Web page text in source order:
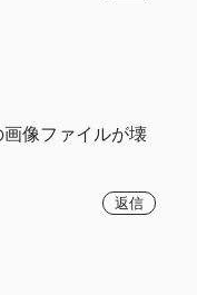
像ファイルが壊
返信